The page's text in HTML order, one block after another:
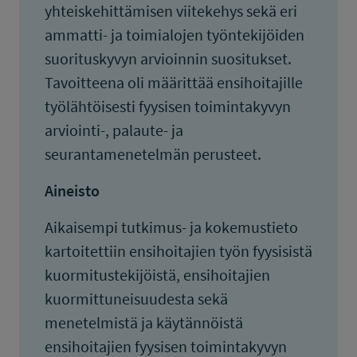
yhteiskehittämisen viitekehys sekä eri
ammatti- ja toimialojen työntekijöiden
suorituskyvyn arvioinnin suositukset.
Tavoitteena oli määrittää ensihoitajille
työlähtöisesti fyysisen toimintakyvyn
arviointi-, palaute- ja
seurantamenetelmän perusteet.
Aineisto
Aikaisempi tutkimus- ja kokemustieto
kartoitettiin ensihoitajien työn fyysisistä
kuormitustekijöistä, ensihoitajien
kuormittuneisuudesta sekä
menetelmistä ja käytännöistä
ensihoitajien fyysisen toimintakyvyn